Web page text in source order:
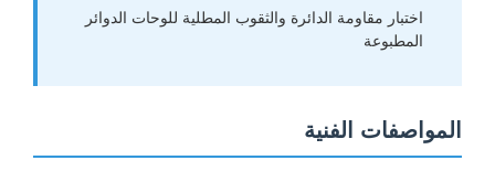
اختبار مقاومة الدائرة والثقوب المطلية للوحات الدوائر
المطبوعة
المواصفات الفنية